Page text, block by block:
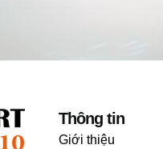
Thông tin
Giới thiệu